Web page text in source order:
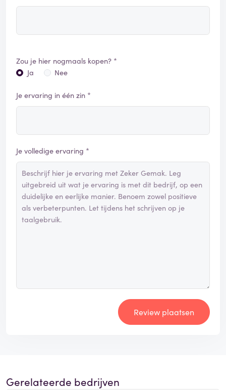
Zou je hier nogmaals kopen? *
Ja
Nee
Je ervaring in één zin *
Je volledige ervaring *
Review plaatsen
Gerelateerde bedrijven